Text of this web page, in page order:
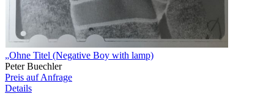
„Ohne Titel (Negative Boy with lamp)
Peter Buechler
Preis auf Anfrage
Details